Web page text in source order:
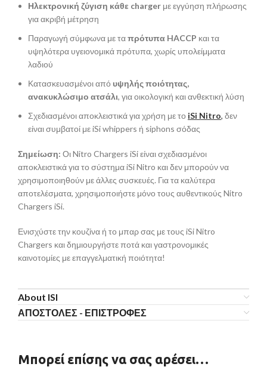
Ηλεκτρονική ζύγιση κάθε charger με εγγύηση πλήρωσης
για ακριβή μέτρηση
Παραγωγή σύμφωνα με ταπρότυπα HACCP και τα
υψηλότερα υγειονομικά πρότυπα, χωρίς υπολείμματα
λαδιού
Κατασκευασμένοι από υψηλής ποιότητας,
ανακυκλώσιμο ατσάλι, για οικολογική και ανθεκτική λύση
Σχεδιασμένοι αποκλειστικά για χρήση με το iSi Nitro, δεν
είναι συμβατοί με iSi whippers ή siphons σόδας
Σημείωση: Οι Nitro Chargers iSi είναι σχεδιασμένοι
αποκλειστικά για το σύστημα iSi Nitro και δεν μπορούν να
χρησιμοποιηθούν με άλλες συσκευές. Για τα καλύτερα
αποτελέσματα, χρησιμοποιήστε μόνο τους αυθεντικούς Nitro
Chargers iSi.
Ενισχύστε την κουζίνα ή το μπαρ σας με τους iSi Nitro
Chargers και δημιουργήστε ποτά και γαστρονομικές
καινοτομίες με επαγγελματική ποιότητα!
About ISI
ΑΠΟΣΤΟΛΕΣ - ΕΠΙΣΤΡΟΦΕΣ
Μπορεί επίσης να σας αρέσει…